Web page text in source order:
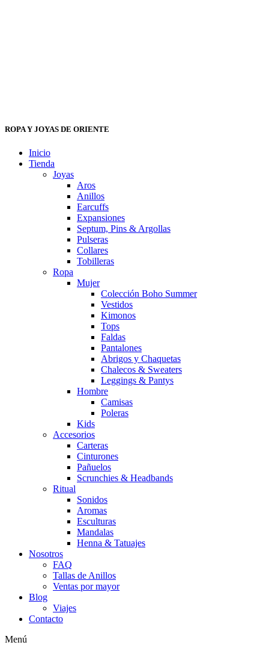
ROPA Y JOYAS DE ORIENTE
Inicio
Tienda
Joyas
Aros
Anillos
Earcuffs
Expansiones
Septum, Pins & Argollas
Pulseras
Collares
Tobilleras
Ropa
Mujer
Colección Boho Summer
Vestidos
Kimonos
Tops
Faldas
Pantalones
Abrigos y Chaquetas
Chalecos & Sweaters
Leggings & Pantys
Hombre
Camisas
Poleras
Kids
Accesorios
Carteras
Cinturones
Pañuelos
Scrunchies & Headbands
Ritual
Sonidos
Aromas
Esculturas
Mandalas
Henna & Tatuajes
Nosotros
FAQ
Tallas de Anillos
Ventas por mayor
Blog
Viajes
Contacto
Menú